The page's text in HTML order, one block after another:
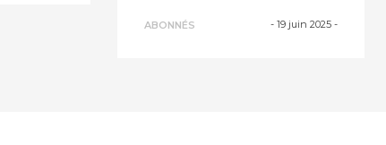
l'Essonne,...
ABONNÉS -19 juin 2025 -